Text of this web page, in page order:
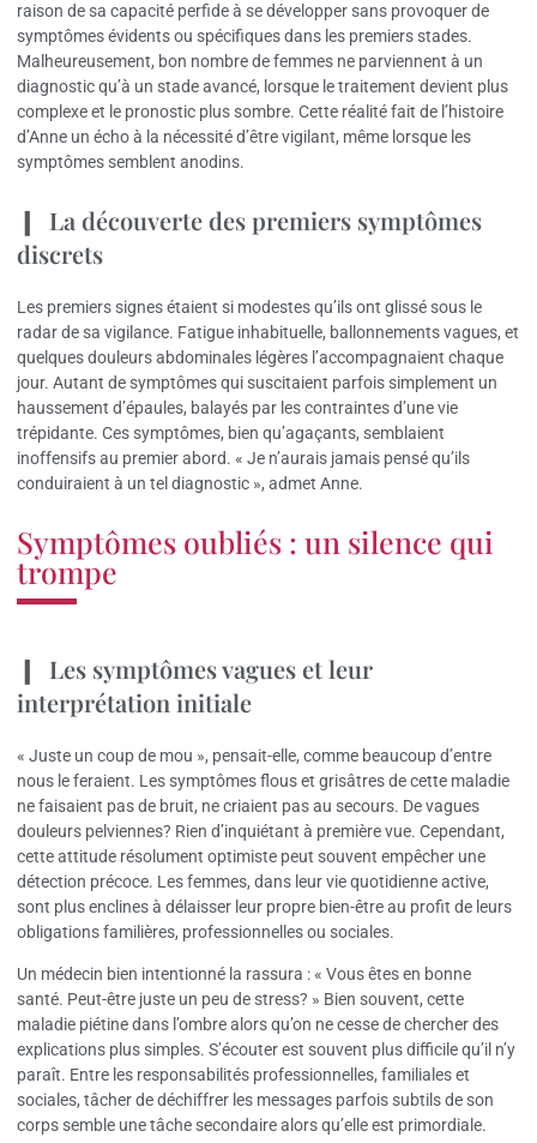
raison de sa capacité perfide à se développer sans provoquer de
symptômes évidents ou spécifiques dans les premiers stades.
Malheureusement, bon nombre de femmes ne parviennent à un
diagnostic qu’à un stade avancé, lorsque le traitement devient plus
complexe et le pronostic plus sombre. Cette réalité fait de l’histoire
d’Anne un écho à la nécessité d’être vigilant, même lorsque les
symptômes semblent anodins.
La découverte des premiers symptômes
discrets
Les premiers signes étaient si modestes qu’ils ont glissé sous le
radar de sa vigilance. Fatigue inhabituelle, ballonnements vagues, et
quelques douleurs abdominales légères l’accompagnaient chaque
jour. Autant de symptômes qui suscitaient parfois simplement un
haussement d’épaules, balayés par les contraintes d’une vie
trépidante. Ces symptômes, bien qu’agaçants, semblaient
inoffensifs au premier abord. « Je n’aurais jamais pensé qu’ils
conduiraient à un tel diagnostic », admet Anne.
Symptômes oubliés : un silence qui
trompe
Les symptômes vagues et leur
interprétation initiale
« Juste un coup de mou », pensait-elle, comme beaucoup d’entre
nous le feraient. Les symptômes flous et grisâtres de cette maladie
ne faisaient pas de bruit, ne criaient pas au secours. De vagues
douleurs pelviennes? Rien d’inquiétant à première vue. Cependant,
cette attitude résolument optimiste peut souvent empêcher une
détection précoce. Les femmes, dans leur vie quotidienne active,
sont plus enclines à délaisser leur propre bien-être au profit de leurs
obligations familières, professionnelles ou sociales.
Un médecin bien intentionné la rassura : « Vous êtes en bonne
santé. Peut-être juste un peu de stress? » Bien souvent, cette
maladie piétine dans l’ombre alors qu’on ne cesse de chercher des
explications plus simples. S’écouter est souvent plus difficile qu’il n’y
paraît. Entre les responsabilités professionnelles, familiales et
sociales, tâcher de déchiffrer les messages parfois subtils de son
corps semble une tâche secondaire alors qu’elle est primordiale.